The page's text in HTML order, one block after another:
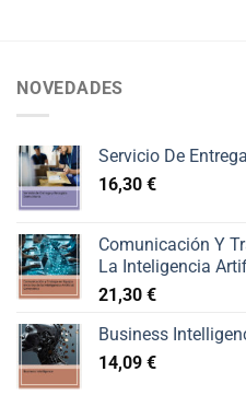
NOVEDADES
Servicio De
16,30 €
Comunicación Y
La Inteligencia
21,30 €
Business
14,09 €